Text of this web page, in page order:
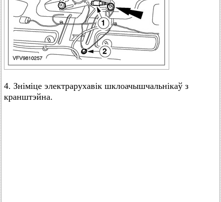
4. Зніміце электрарухавік шклоачышчальнікаў з
кранштэйна.